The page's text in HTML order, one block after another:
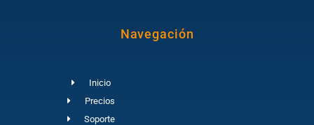
Navegación
Inicio
Precios
Soporte